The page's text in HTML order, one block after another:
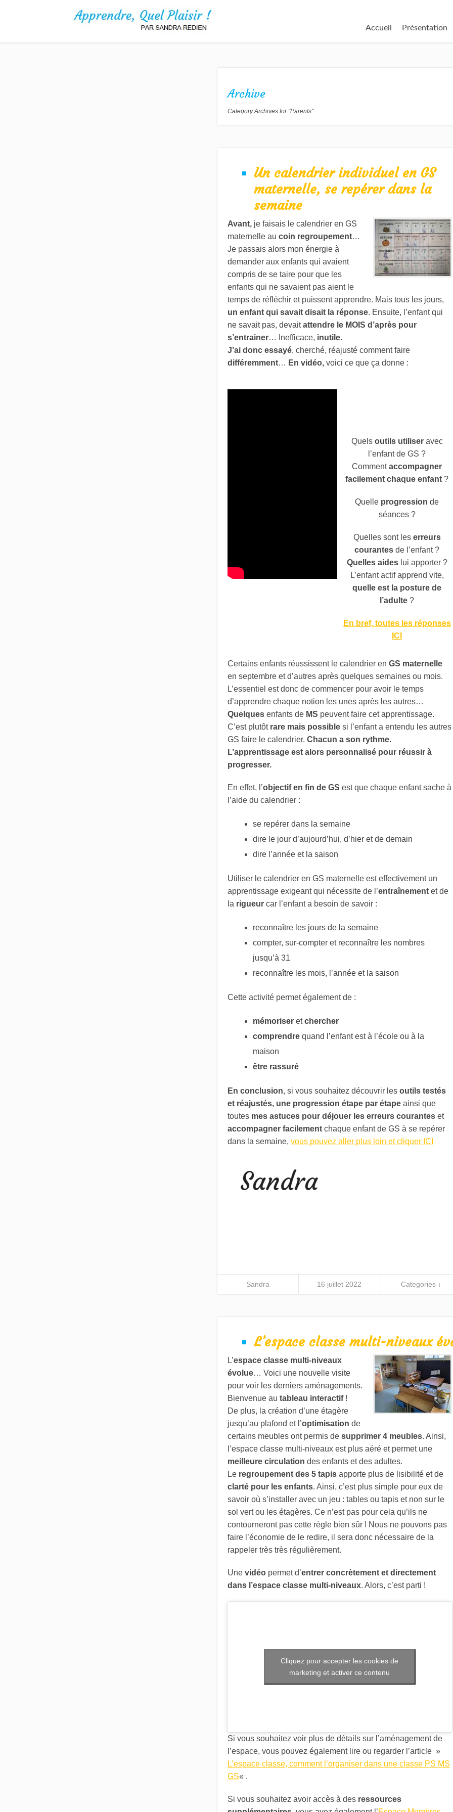
Accueil Présentation
Archive
Category Archives for "Parents"
Un calendrier individuel en GS
maternelle, se repérer dans la
semaine
Avant, je faisais le calendrier en GS
maternelle aucoin regroupement…
Je passais alors mon énergie à
demander aux enfants qui avaient
compris de se taire pour que les
enfants qui ne savaient pas aient le
temps de réfléchir et puissent apprendre. Mais tous les jours,
un enfant qui savait disait la réponse. Ensuite, l’enfant qui
ne savait pas, devaitattendre le MOIS d’après pour
s’entrainer… Inefficace, inutile.
J’ai donc essayé, cherché, réajusté comment faire
différemment… En vidéo, voici ce que ça donne :
Quels outils utiliseravec
l’enfant de GS ?
Commentaccompagner
facilement chaque enfant ?
Quelle progression de
séances ?
Quelles sont les erreurs
courantes de l’enfant ?
Quelles aideslui apporter ?
L’enfant actif apprend vite,
quelle est la posture de
l’adulte ?
En bref, toutes les réponses
ICI
Certains enfants réussissent le calendrier enGS maternelle
en septembre et d’autres après quelques semaines ou mois.
L’essentiel est donc de commencer pour avoir le temps
d’apprendre chaque notion les unes après les autres…
Quelques enfants de MS peuvent faire cet apprentissage.
C’est plutôt rare mais possiblesi l’enfant a entendu les autres
GS faire le calendrier.Chacun a son rythme.
L’apprentissage est alors personnalisé pour réussir à
progresser.
En effet, l’objectif en fin de GS est que chaque enfant sache à
l’aide du calendrier :
se repérer dans la semaine
dire le jour d’aujourd’hui, d’hier et de demain
dire l’année et la saison
Utiliser le calendrier en GS maternelle est effectivement un
apprentissage exigeant qui nécessite de l’entraînement et de
la rigueur car l’enfant a besoin de savoir :
reconnaître les jours de la semaine
compter, sur-compter et reconnaître les nombres
jusqu’à 31
reconnaître les mois, l’année et la saison
Cette activité permet également de :
mémoriser etchercher
comprendre quand l’enfant est à l’école ou à la
maison
être rassuré
En conclusion, si vous souhaitez découvrir lesoutils testés
et réajustés, une progression étape par étapeainsi que
toutes mes astuces pour déjouer les erreurs couranteset
accompagner facilement chaque enfant de GS à se repérer
dans la semaine,vous pouvez aller plus loin et cliquer ICI
Sandra 16 juillet 2022 Categories ↓
L’espace classe multi-niveaux
L’espace classe multi-niveaux
évolue… Voici une nouvelle visite
pour voir les derniers aménagements.
Bienvenue autableau interactif!
De plus, la création d’une étagère
jusqu’au plafond et l’optimisation de
certains meubles ont permis desupprimer 4 meubles. Ainsi,
l’espace classe multi-niveaux est plus aéré et permet une
meilleure circulation des enfants et des adultes.
Le regroupement des 5 tapis apporte plus de lisibilité et de
clarté pour les enfants. Ainsi, c’est plus simple pour eux de
savoir où s’installer avec un jeu : tables ou tapis et non sur le
sol vert ou les étagères. Ce n’est pas pour cela qu’ils ne
contourneront pas cette règle bien sûr ! Nous ne pouvons pas
faire l’économie de le redire, il sera donc nécessaire de la
rappeler très très régulièrement.
Unevidéo permet d’entrer concrètement et directement
dans l’espace classe multi-niveaux. Alors, c’est parti !
Cliquez pour accepter les cookies de
marketing et activer ce contenu
Si vous souhaitez voir plus de détails sur l’aménagement de
l’espace, vous pouvez également lire ou regarder l’article »
L’espace classe, comment l’organiser dans une classe PS MS
GS« .
Si vous souhaitez avoir accès à des ressources